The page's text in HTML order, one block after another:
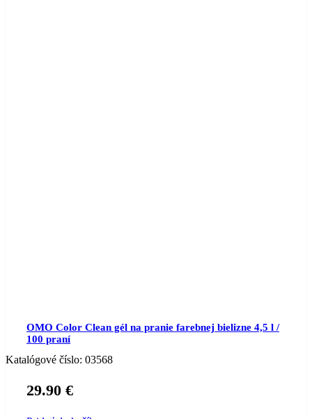
OMO Color Clean gél na pranie farebnej bielizne 4,5 l /
100 praní
Katalógové číslo: 03568
29.90 €